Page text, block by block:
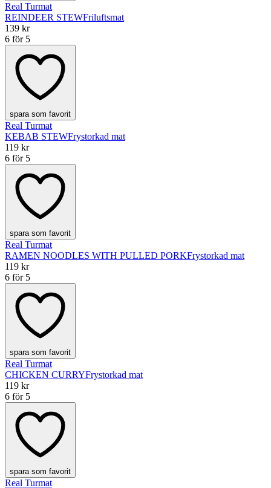
Real Turmat
REINDEER STEWFriluftsmat
139 kr
6 för 5
spara som favorit
Real Turmat
KEBAB STEWFrystorkad mat
119 kr
6 för 5
spara som favorit
Real Turmat
RAMEN NOODLES WITH PULLED PORKFrystorkad mat
119 kr
6 för 5
spara som favorit
Real Turmat
CHICKEN CURRYFrystorkad mat
119 kr
6 för 5
spara som favorit
Real Turmat